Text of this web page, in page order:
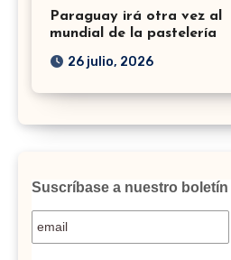
Paraguay irá otra vez al
mundial de la pastelería
26 julio, 2026
Suscríbase a nuestro boletín